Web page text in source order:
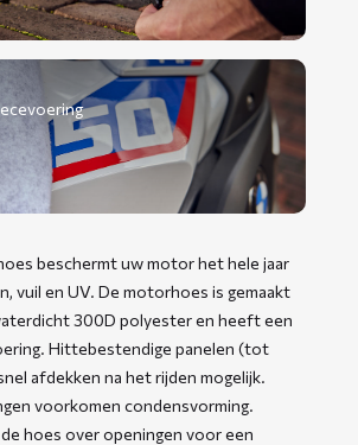
beschermt uw motor het hele jaar
vuil en UV. De motorhoes is gemaakt
300D polyester en heeft een
Hittebestendige panelen (tot
afdekken na het rijden mogelijk.
voorkomen condensvorming.
hoes over openingen voor een